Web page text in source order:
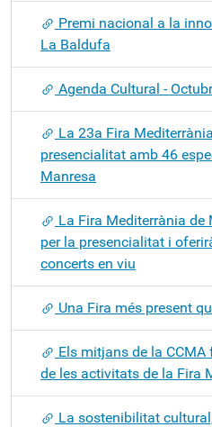
Premi nacional a la
La Baldufa
Agenda Cultural -
La 23a Fira
presencialitat amb 46
Manresa
La Fira Mediterrània de
per la presencialitat i
concerts en viu
Una Fira més present
Els mitjans de la
de les activitats de la Fira
La sostenibilitat